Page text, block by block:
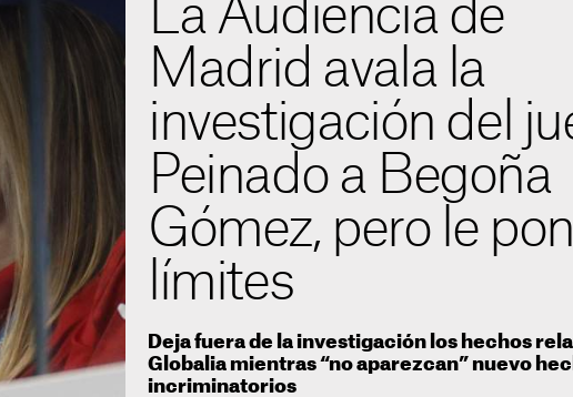
La Audiencia de
Madrid avala la
investigación del
Peinado a Begoña
Gómez, pero le
límites
Deja fuera de la investigación los hechos
Globalia mientras “no aparezcan” nuevo
incriminatorios